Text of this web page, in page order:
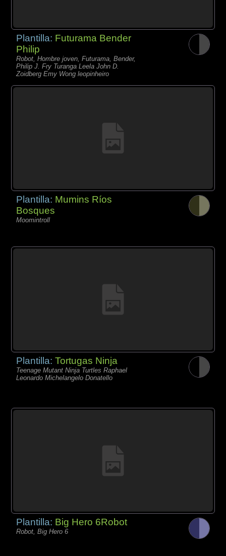
Plantilla: Futurama Bender
Philip
Robot, Hombre joven, Futurama, Bender,
Philip J. Fry Turanga Leela John D.
Zoidberg Emy Wong leopinheiro
Plantilla: Mumins Ríos
Bosques
Moomintroll
Plantilla:Tortugas Ninja
Teenage Mutant Ninja Turtles Raphael
Leonardo Michelangelo Donatello
Plantilla: Big Hero 6Robot
Robot, Big Hero 6